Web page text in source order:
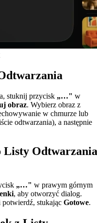
stuknij przycisk „…" w
obraz. Wybierz obraz z
w chmurze lub
odtwarzania), a następnie
Listy Odtwarzania
„…" w prawym górnym
, aby otworzyć dialog.
stukając Gotowe.